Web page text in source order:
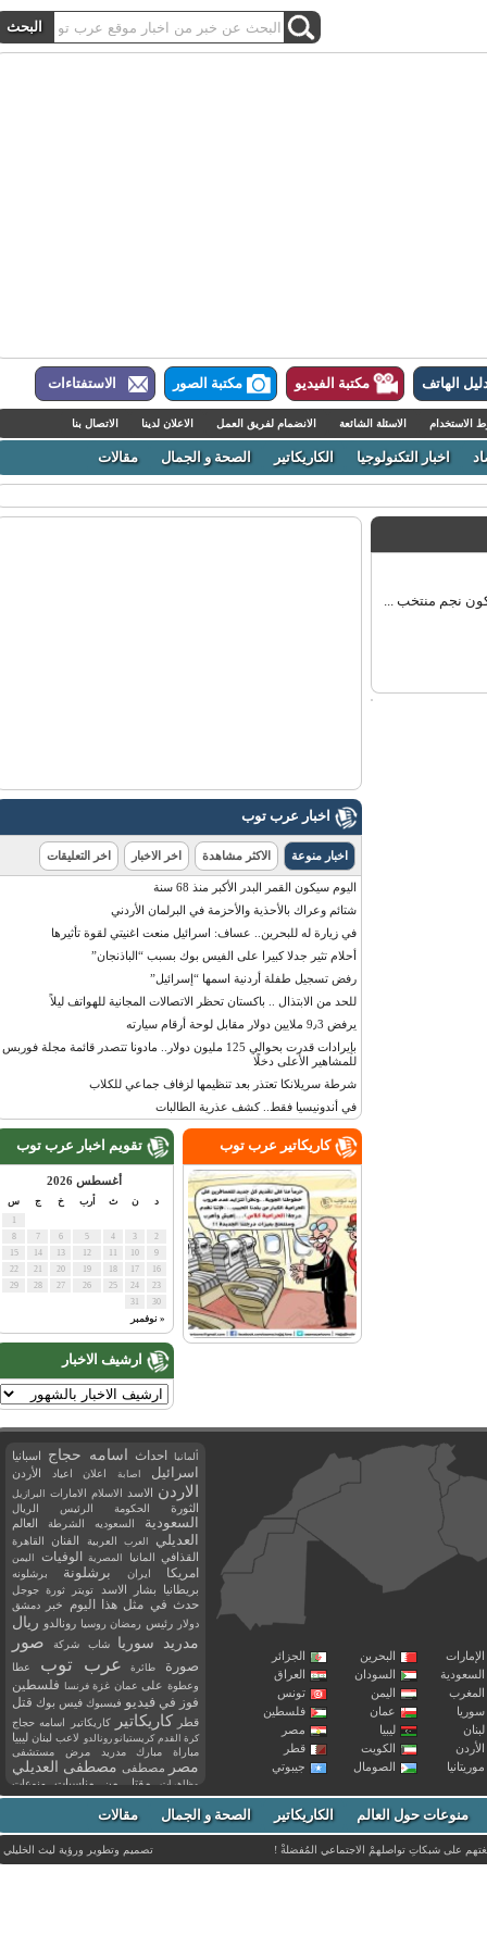
الهاتف مكتبة الفيديو مكتبة الصور الاستفتاءات
الاسئلة الشائعة الانضمام لفريق العمل الاعلان لدينا الاتصال بنا
اخبار التكنولوجيا الكاريكاتير الصحة و الجمال مقالات
نجم منتخب ...
اخبار عرب توب
اخبار منوعة الاكثر مشاهدة اخر الاخبار اخر التعليقات
اليوم سيكون القمر البدر الأكبر منذ 68 سنة
شتائم وعراك بالأحذية والأحزمة في البرلمان الأردني
في زيارة له للبحرين.. عساف: اسرائيل منعت اغنيتي لقوة تأثيرها
أحلام تثير جدلا كبيرا على الفيس بوك بسبب “الباذنجان”
رفض تسجيل طفلة أردنية اسمها “إسرائيل”
للحد من الابتذال .. باكستان تحظر الاتصالات المجانية للهواتف ليلاً
يرفض 9٫3 ملايين دولار مقابل لوحة أرقام سيارته
بإيرادات قدرت بحوالي 125 مليون دولار.. مادونا تتصدر قائمة مجلة فوربس
للمشاهير الأعلى دخلًا
شرطة سريلانكا تعتذر بعد تنظيمها لزفاف جماعي للكلاب
في أندونيسيا فقط.. كشف عذرية الطالبات
تقويم اخبار عرب توب
أغسطس 2026
أرب س
« نوفمبر
ارشيف الاخبار
كاريكاتير عرب توب
البحرين
الجزائر
السودان
العراق
اليمن
تونس
عمان
فلسطين
ليبيا
مصر
الكويت
قطر
الصومال جيبوتي
ألمانيا احداث اسامه حجاج اسبانيا
اسرائيل اصابة اعلان اعياد الأردن
الاردن الاسد الاسلام الامارات البرازيل
الثورة الحكومة الرئيس الريال
السعودية السعوديه الشرطة العالم
العديلي العرب العربية الفنان القاهرة
القذافي المانيا المصرية الوفيات اليمن
امريكا ايران برشلونة برشلونه
بريطانيا بشار الاسد تويتر ثورة جوجل
حدث في مثل هذا اليوم خبر دمشق
دولار رئيس رمضان روسيا رونالدو ريال
مدريد
سوريا شاب شركة صور
صورة طائرة عرب توب
عطا
وعطوة على عمان غزة فرنسا فلسطين
فوز في فيديو فيسبوك فيس بوك قتل
قطر كاريكاتير كاريكاتير اسامه حجاج
كرة القدم كريستيانو رونالدو لاعب لبنان ليبيا
مباراة مبارك مدريد مرض مستشفى
مصر مصطفى مصطفى العديلي
مظاهرات مقتل من مناسبات
منوعات
مواليد
موت ميسي ميلان نادي نشر
وفاة وفيات يوتيوب منوعات حول العالم الكاريكاتير الصحة و الجمال مقالات
على شبكاتِ تواصلهمْ الاجتماعي المُفضلةْ ! تصميم وتطوير ورؤيةليث الخليلي